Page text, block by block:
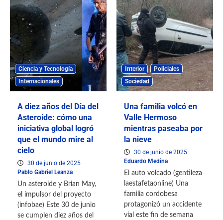
Ciencia y Tecnología
Internacionales
A diez años del Día del
Asteroide: cómo una
iniciativa global logró
que el mundo mire al
cielo
30 de junio de 2025
Pablo Gabriel Leanza
Un asteroide y Brian May,
el impulsor del proyecto
(infobae) Este 30 de junio
se cumplen diez años del
Interior
Policiales
Sociedad
Una familia volcó en
Valle Hermoso
mientras paseaba por
la nieve
30 de junio de 2025
Eduardo Medina
El auto volcado (gentileza
laestafetaonline) Una
familia cordobesa
protagonizó un accidente
vial este fin de semana